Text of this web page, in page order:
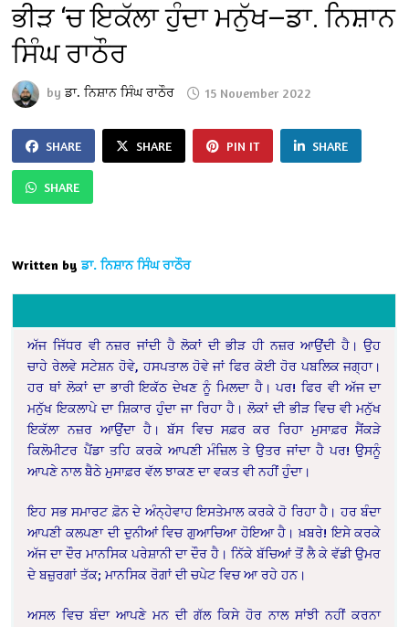
ਭੀੜ ‘ਚ ਇਕੱਲਾ ਹੁੰਦਾ ਮਨੁੱਖ—ਡਾ. ਨਿਸ਼ਾਨ
ਸਿੰਘ ਰਾਠੌਰ
byਡਾ. ਨਿਸ਼ਾਨ ਸਿੰਘ ਰਾਠੌਰ 15 November 2022
SHARE SHARE PIN IT SHARE
SHARE
Written by ਡਾ. ਨਿਸ਼ਾਨ ਸਿੰਘ ਰਾਠੌਰ
ਅੱਜ ਜਿੱਧਰ ਵੀ ਨਜ਼ਰ ਜਾਂਦੀ ਹੈ ਲੋਕਾਂ ਦੀ ਭੀੜ ਹੀ ਨਜ਼ਰ ਆਉਂਦੀ ਹੈ। ਉਹ
ਚਾਹੇ ਰੇਲਵੇ ਸਟੇਸ਼ਨ ਹੋਵੇ, ਹਸਪਤਾਲ ਹੋਵੇ ਜਾਂ ਫਿਰ ਕੋਈ ਹੋਰ ਪਬਲਿਕ ਜਗ੍ਹਾ।
ਹਰ ਥਾਂ ਲੋਕਾਂ ਦਾ ਭਾਰੀ ਇਕੱਠ ਦੇਖਣ ਨੂੰ ਮਿਲਦਾ ਹੈ। ਪਰ! ਫਿਰ ਵੀ ਅੱਜ ਦਾ
ਮਨੁੱਖ ਇਕਲਾਪੇ ਦਾ ਸ਼ਿਕਾਰ ਹੁੰਦਾ ਜਾ ਰਿਹਾ ਹੈ। ਲੋਕਾਂ ਦੀ ਭੀੜ ਵਿਚ ਵੀ ਮਨੁੱਖ
ਇਕੱਲਾ ਨਜ਼ਰ ਆਉਂਦਾ ਹੈ। ਬੱਸ ਵਿਚ ਸਫ਼ਰ ਕਰ ਰਿਹਾ ਮੁਸਾਫ਼ਰ ਸੈਂਕੜੇ
ਕਿਲੋਮੀਟਰ ਪੈਂਡਾ ਤਹਿ ਕਰਕੇ ਆਪਣੀ ਮੰਜ਼ਿਲ ਤੇ ਉਤਰ ਜਾਂਦਾ ਹੈ ਪਰ! ਉਸਨੂੰ
ਆਪਣੇ ਨਾਲ ਬੈਠੇ ਮੁਸਾਫ਼ਰ ਵੱਲ ਝਾਕਣ ਦਾ ਵਕਤ ਵੀ ਨਹੀਂ ਹੁੰਦਾ।
ਇਹ ਸਭ ਸਮਾਰਟ ਫ਼ੋਨ ਦੇ ਅੰਨ੍ਹੇਵਾਹ ਇਸਤੇਮਾਲ ਕਰਕੇ ਹੋ ਰਿਹਾ ਹੈ। ਹਰ ਬੰਦਾ
ਆਪਣੀ ਕਲਪਣਾ ਦੀ ਦੁਨੀਆਂ ਵਿਚ ਗੁਆਚਿਆ ਹੋਇਆ ਹੈ। ਖ਼ਬਰੇ! ਇਸੇ ਕਰਕੇ
ਅੱਜ ਦਾ ਦੌਰ ਮਾਨਸਿਕ ਪਰੇਸ਼ਾਨੀ ਦਾ ਦੌਰ ਹੈ। ਨਿੱਕੇ ਬੱਚਿਆਂ ਤੋਂ ਲੈ ਕੇ ਵੱਡੀ ਉਮਰ
ਦੇ ਬਜ਼ੁਰਗਾਂ ਤੱਕ; ਮਾਨਸਿਕ ਰੋਗਾਂ ਦੀ ਚਪੇਟ ਵਿਚ ਆ ਰਹੇ ਹਨ।
ਅਸਲ ਵਿਚ ਬੰਦਾ ਆਪਣੇ ਮਨ ਦੀ ਗੱਲ ਕਿਸੇ ਹੋਰ ਨਾਲ ਸਾਂਝੀ ਨਹੀਂ ਕਰਨਾ